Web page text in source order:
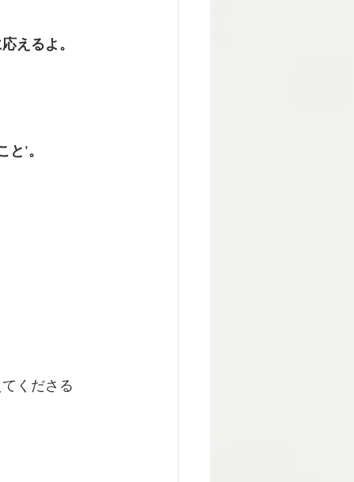
えるよ。
と'。
くださる